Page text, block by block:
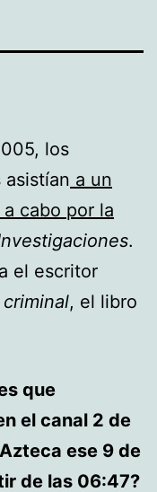
los
a un
cabo por la
.
el escritor
, el libro
que
el canal 2 de
ese 9 de
de las 06:47?